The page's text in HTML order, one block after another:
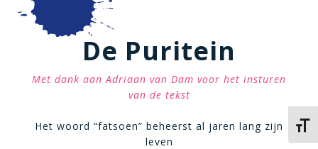
De Puritein
Met dank aan Adriaan van Dam voor het insturen
van de tekst
Het woord “fatsoen” beheerst al jaren lang zijn
leven